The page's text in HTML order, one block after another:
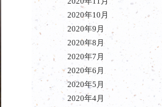
2020年10月
2020年9月
2020年8月
2020年7月
2020年6月
2020年5月
2020年4月